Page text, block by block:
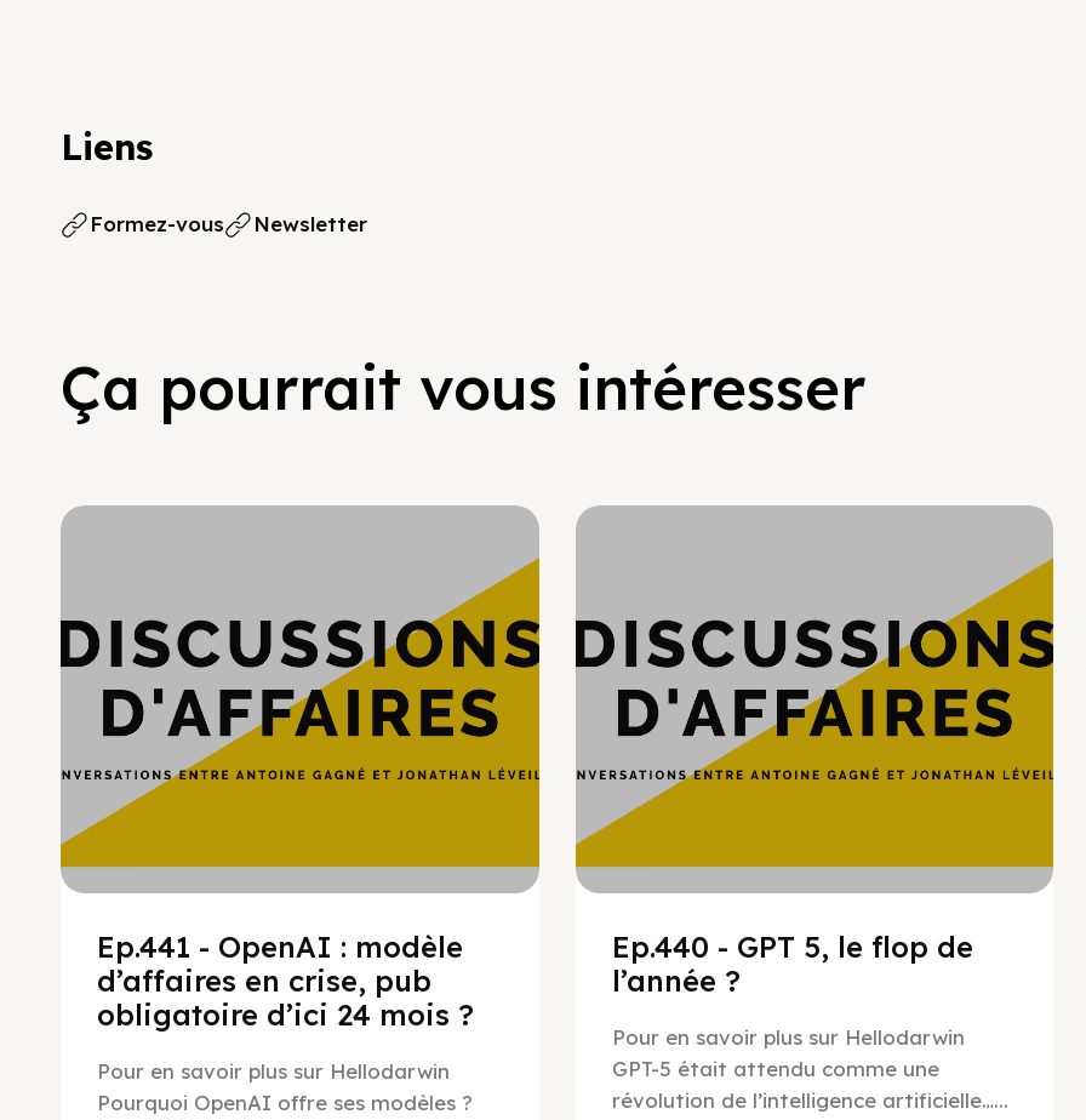
Liens
Formez-vous Newsletter
Ça pourrait vous intéresser
Ep.441 - OpenAI : modèle
d’affaires en crise, pub
obligatoire d’ici 24 mois ?
Pour en savoir plus sur Hellodarwin
Pourquoi OpenAI offre ses modèles ?
Ep.440 - GPT 5, le flop de
l’année ?
Pour en savoir plus sur Hellodarwin
GPT-5 était attendu comme une
révolution de l’intelligence artificielle…...